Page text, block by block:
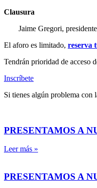
Clausura
Jaime Gregori,
El aforo es limitado, reserva
Tendrán prioridad de acceso
Inscríbete
Si tienes algún problema con
PRESENTAMOS A
Leer más »
PRESENTAMOS A